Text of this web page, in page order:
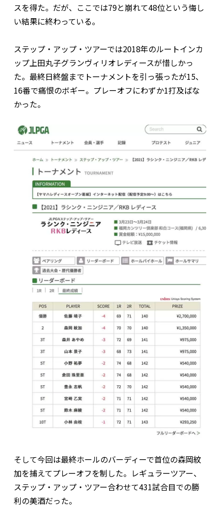
スを得た。だが、ここでは79と崩れて48位という悔し
い結果に終わっている。
ステップ・アップ・ツアーでは2018年のルートインカ
ップ上田丸子グランヴィリオレディースが惜しかっ
た。最終日終盤までトーナメントを引っ張ったが15、
16番で痛恨のボギー。プレーオフにわずか1打及ばな
かった。
そして今回は最終ホールのバーディーで首位の森岡紋
加を捕えてプレーオフを制した。レギュラーツアー、
ステップ・アップ・ツアー合わせて431試合目での勝
利の美酒だった。